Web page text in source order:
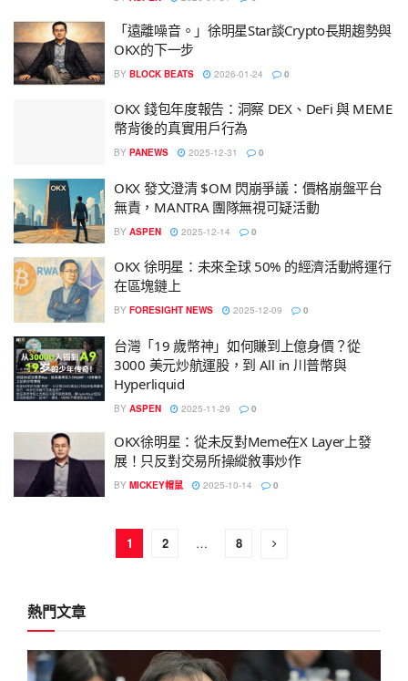
「遠離噪音。」徐明星Star談Crypto長期趨勢與
OKX的下一步
BY BLOCK BEATS 2026-01-24 0
OKX 錢包年度報告：洞察 DEX、DeFi 與 MEME
幣背後的真實用戶行為
BY PANEWS 2025-12-31 0
OKX 發文澄清 $OM 閃崩爭議：價格崩盤平台
無責，MANTRA 團隊無視可疑活動
BY ASPEN 2025-12-14 0
OKX 徐明星：未來全球 50% 的經濟活動將運行
在區塊鏈上
BY FORESIGHT NEWS 2025-12-09 0
台灣「19 歲幣神」如何賺到上億身價？從
3000 美元炒航運股，到 All in 川普幣與
Hyperliquid
BY ASPEN 2025-11-29 0
OKX徐明星：從未反對Meme在X Layer上發
展！只反對交易所操縱敘事炒作
BY MICKEY帽鼠 2025-10-14 0
1 2 … 8
熱門文章